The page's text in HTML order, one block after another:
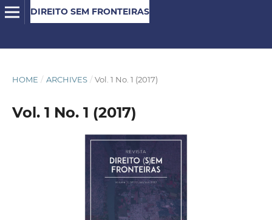
DIREITO SEM FRONTEIRAS
HOME / ARCHIVES / Vol. 1 No. 1 (2017)
Vol. 1 No. 1 (2017)